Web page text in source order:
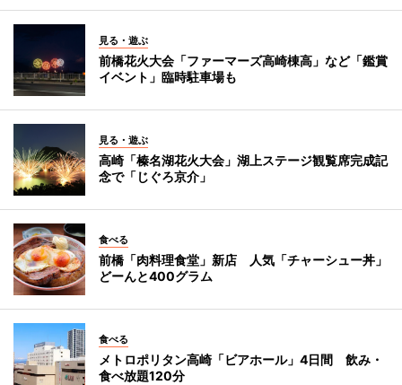
見る・遊ぶ
前橋花火大会「ファーマーズ高崎棟高」など「鑑賞
イベント」臨時駐車場も
見る・遊ぶ
高崎「榛名湖花火大会」湖上ステージ観覧席完成記
念で「じぐろ京介」
食べる
前橋「肉料理食堂」新店 人気「チャーシュー丼」
どーんと400グラム
食べる
メトロポリタン高崎「ビアホール」4日間 飲み・
食べ放題120分